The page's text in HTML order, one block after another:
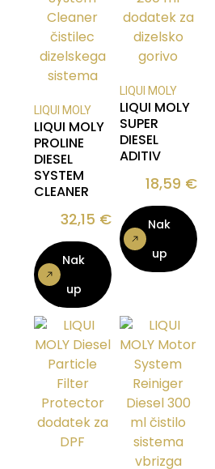
LIQUI MOLY
LIQUI MOLY
PROLINE
DIESEL
SYSTEM
CLEANER
32,15 €
Nak
up
LIQUI MOLY
LIQUI MOLY
SUPER
DIESEL
ADITIV
18,59 €
Nak
up